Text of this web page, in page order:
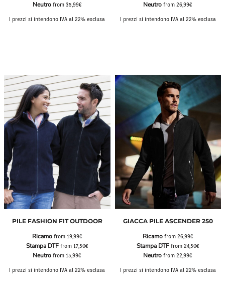
Neutrofrom 35,99€
I prezzi si intendono IVA al 22% esclusa
Neutro from26,99€
I prezzi si intendono IVA al 22% esclusa
PILE FASHION FIT OUTDOOR
Ricamofrom 19,99€
Stampa DTFfrom 17,50€
Neutro from15,99€
I prezzi si intendono IVA al 22% esclusa
GIACCA PILE ASCENDER 250
Ricamofrom 26,99€
Stampa DTFfrom 24,50€
Neutro from22,99€
I prezzi si intendono IVA al 22% esclusa